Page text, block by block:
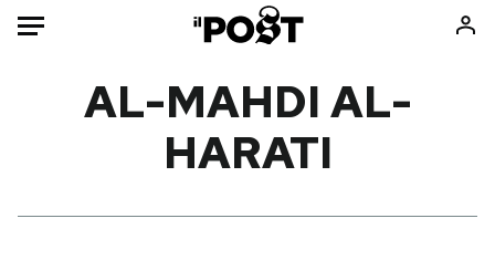
Mondo
Libri
AL-MAHDI AL-
HARATI